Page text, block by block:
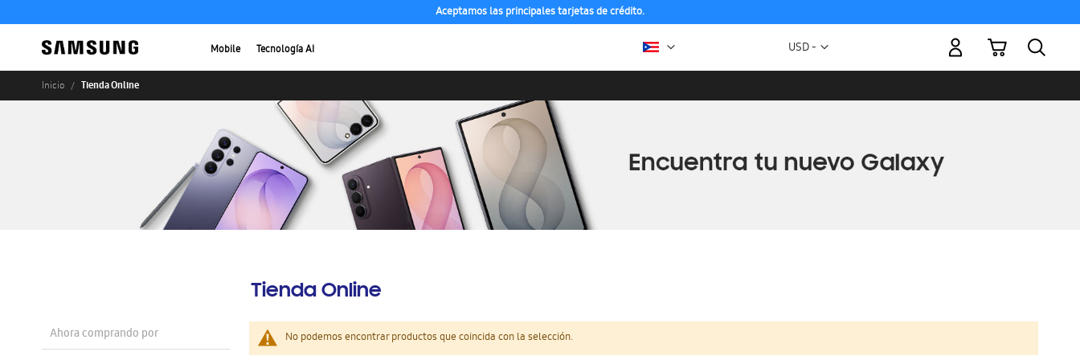
Aceptamos las principales tarjetas de crédito.
Mobile Tecnología AI Moneda
USD -
Mi carrito
Inicio Tienda Online
Tienda Online
No podemos encontrar productos que coincida con la selección.
Ahora comprando por